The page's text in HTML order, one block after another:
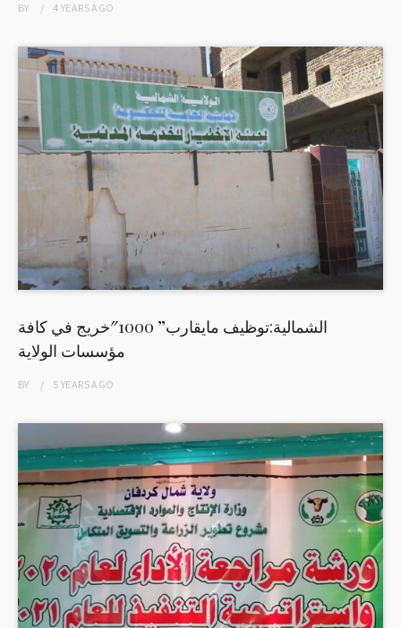
BY 4 YEARSAGO
الشمالية:توظيف مايقارب” 1000″خريج في كافة
مؤسسات الولاية
BY 5 YEARSAGO